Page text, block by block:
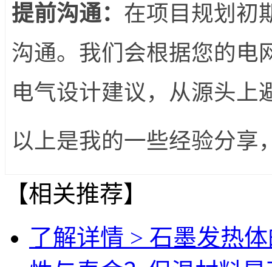
提前沟通： 在项目规划初
沟通。我们会根据您的电
电气设计建议，从源头上
以上是我的一些经验分享
【相关推荐】
了解详情 > 石墨发热